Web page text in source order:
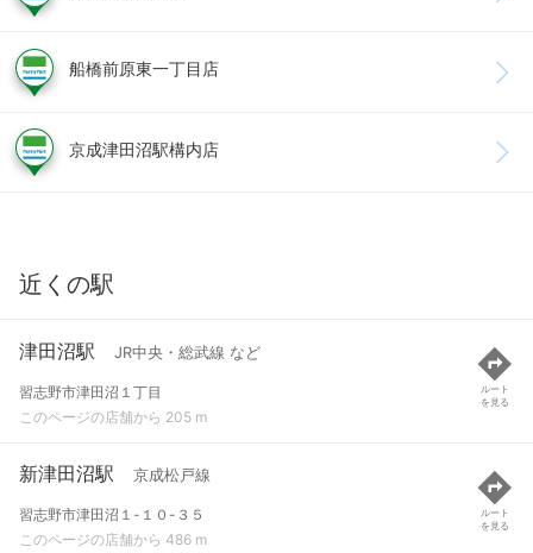
船橋前原東一丁目店
京成津田沼駅構内店
近くの駅
津田沼駅 JR中央・総武線 など
習志野市津田沼１丁目
このページの店舗から 205 m
ルート
を見る
新津田沼駅 京成松戸線
習志野市津田沼１-１０-３５
このページの店舗から 486 m
ルート
を見る